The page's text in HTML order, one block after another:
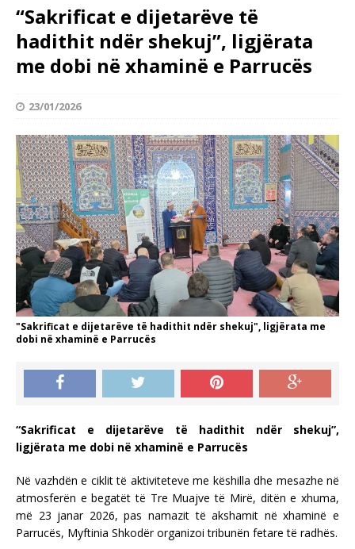
“Sakrificat e dijetarëve të
hadithit ndër shekuj”, ligjërata
me dobi në xhaminë e Parrucës
23/01/2026
"Sakrificat e dijetarëve të hadithit ndër shekuj", ligjërata me
dobi në xhaminë e Parrucës
“Sakrificat e dijetarëve të hadithit ndër shekuj”,
ligjërata me dobi në xhaminë e Parrucës
Në vazhdën e ciklit të aktiviteteve me këshilla dhe mesazhe në
atmosferën e begatët të Tre Muajve të Mirë, ditën e xhuma,
më 23 janar 2026, pas namazit të akshamit në xhaminë e
Parrucës, Myftinia Shkodër organizoi tribunën fetare të radhës.